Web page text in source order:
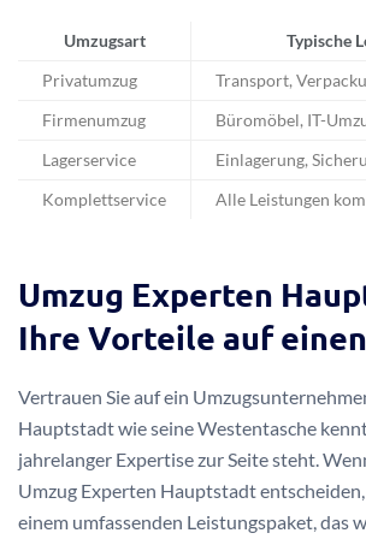
Umzugsart Typische
Privatumzug Transport,
Firmenumzug Büromöbel, IT-
Lagerservice Einlagerung,
Komplettservice Alle Leistungen
Umzug Experten
Ihre Vorteile auf
Vertrauen Sie auf ein
Hauptstadt wie seine Westentasche
jahrelanger Expertise zur Seite steht.
Umzug Experten Hauptstadt
einem umfassenden Leistungspaket, das